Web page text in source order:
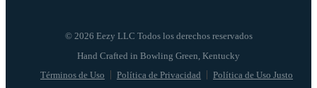
© 2026 Eezy LLC Todos los derechos reservados
Términos de Uso Política de Privacidad Política de Uso Justo